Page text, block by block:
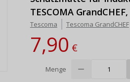
TESCOMA
Tescoma Tescoma GrandCHEF
7,90€
Menge